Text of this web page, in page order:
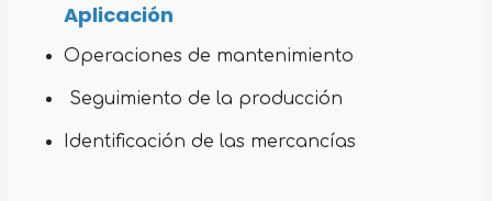
Aplicación
Operaciones de mantenimiento
Seguimiento de la producción
Identificación de las mercancías